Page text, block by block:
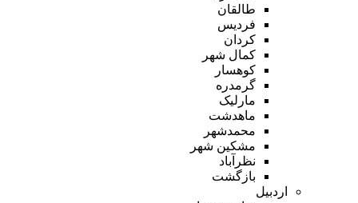
طالقان
فردیس
کردان
کمال شهر
کوهسار
گرمدره
مارلیک
ماهدشت
محمدشهر
مشکین شهر
نظرآباد
بازگشت
اردبیل